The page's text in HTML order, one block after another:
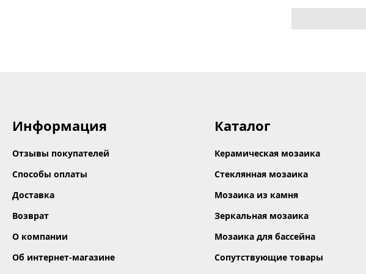
Информация
Отзывы покупателей
Способы оплаты
Доставка
Возврат
О компании
Об интернет-магазине
Каталог
Керамическая мозаика
Стеклянная мозаика
Мозаика из камня
Зеркальная мозаика
Мозаика для бассейна
Сопутствующие товары